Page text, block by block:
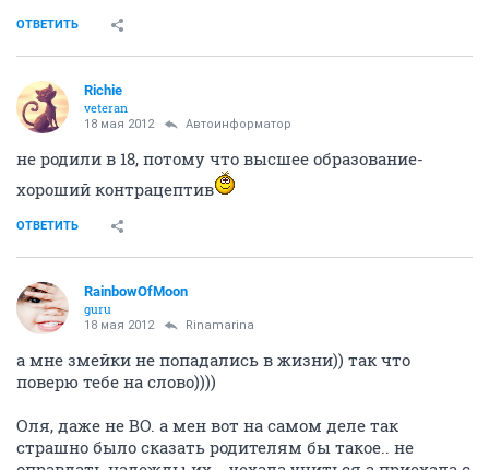
ОТВЕТИТЬ
Richie
veteran
18 мая 2012 Автоинформатор
не родили в 18, потому что высшее образование-
хороший контрацептив
ОТВЕТИТЬ
RainbowOfMoon
guru
18 мая 2012 Rinamarina
а мне змейки не попадались в жизни)) так что
поверю тебе на слово))))
Оля, даже не ВО. а мен вот на самом деле так
страшно было сказать родителям бы такое.. не